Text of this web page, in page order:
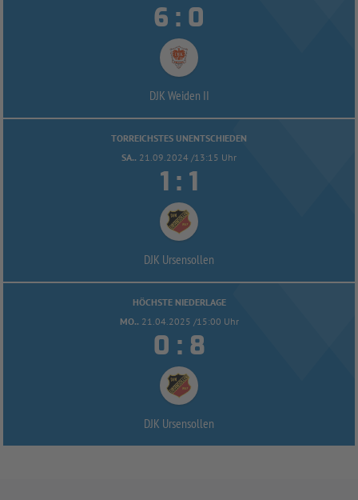
 : 
DJK Weiden II
TORREICHSTES UNENTSCHIEDEN
SA.. 21.09.2024 /13:15 Uhr
 : 
DJK Ursensollen
HÖCHSTE NIEDERLAGE
MO.. 21.04.2025 /15:00 Uhr
 : 
DJK Ursensollen